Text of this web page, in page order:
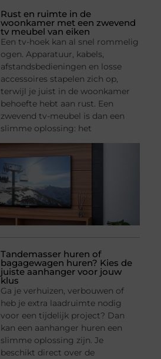
Rust en ruimte in de
woonkamer met een zwevend
tv meubel van eiken
Een tv-hoek kan al snel rommelig
ogen. Apparatuur, kabels,
afstandsbedieningen en losse
accessoires stapelen zich op,
terwijl je juist in de woonkamer
behoefte hebt aan rust. Een
zwevend tv-meubel is dan een
slimme oplossing: het
Tandemasser huren of
bagagewagen huren? Kies de
juiste aanhanger voor jouw
klus
Ga je verhuizen, verbouwen of
heb je extra laadruimte nodig
voor een tijdelijk project? Dan
kan een aanhanger huren een
slimme oplossing zijn. Je
beschikt direct over de